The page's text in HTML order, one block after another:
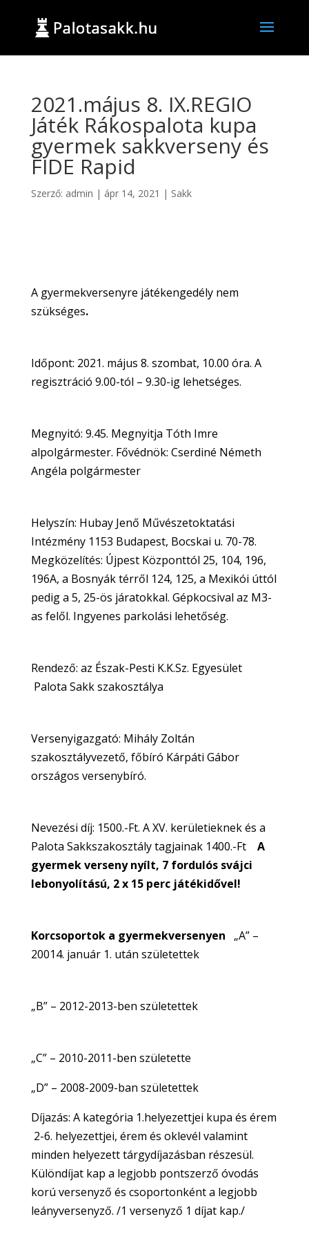
2021.május 8. IX.REGIO
Játék Rákospalota kupa
gyermek sakkverseny és
FIDE Rapid
Szerző: admin | ápr 14, 2021 | Sakk
A gyermekversenyre játékengedély nem
szükséges.
Időpont: 2021. május 8. szombat, 10.00 óra. A
regisztráció 9.00-tól – 9.30-ig lehetséges.
Megnyitó: 9.45. Megnyitja Tóth Imre
alpolgármester. Fővédnök: Cserdiné Németh
Angéla polgármester
Helyszín: Hubay Jenő Művészetoktatási
Intézmény 1153 Budapest, Bocskai u. 70-78.
Megközelítés: Újpest Központtól 25, 104, 196,
196A, a Bosnyák térről 124, 125, a Mexikói úttól
pedig a 5, 25-ös járatokkal. Gépkocsival az M3-
as felől. Ingyenes parkolási lehetőség.
Rendező: az Észak-Pesti K.K.Sz. Egyesület
Palota Sakk szakosztálya
Versenyigazgató: Mihály Zoltán
szakosztályvezető, főbíró Kárpáti Gábor
országos versenybíró.
Nevezési díj: 1500.-Ft. A XV. kerületieknek és a
Palota Sakkszakosztály tagjainak 1400.-Ft A
gyermek verseny nyílt, 7 fordulós svájci
lebonyolítású, 2 x 15 perc játékidővel!
Korcsoportok a gyermekversenyen „A” –
20014. január 1. után születettek
„B” – 2012-2013-ben születettek
„C” – 2010-2011-ben születette
„D” – 2008-2009-ban születettek
Díjazás: A kategória 1.helyezettjei kupa és érem
2-6. helyezettjei, érem és oklevél valamint
minden helyezett tárgydíjazásban részesül.
Különdíjat kap a legjobb pontszerző óvodás
korú versenyző és csoportonként a legjobb
leányversenyző. /1 versenyző 1 díjat kap./